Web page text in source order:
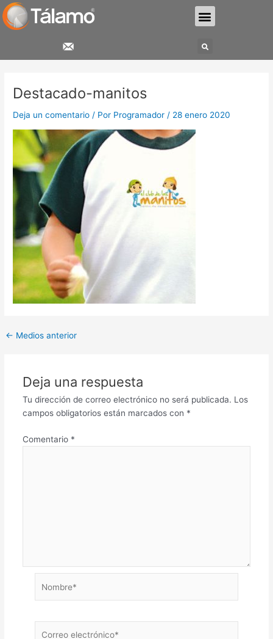
al
contenido
Menu
Search
Destacado-manitos
Deja un comentario / Por Programador / 28 enero 2020
entradas
← Medios anterior
Deja una respuesta
Tu dirección de correo electrónico no será publicada. Los
campos obligatorios están marcados con *
Comentario *